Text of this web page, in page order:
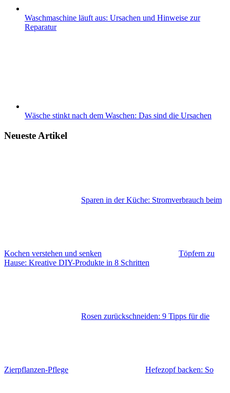
Waschmaschine läuft aus: Ursachen und Hinweise zur
Reparatur
Wäsche stinkt nach dem Waschen: Das sind die Ursachen
Neueste Artikel
Sparen in der Küche: Stromverbrauch beim
Kochen verstehen und senken
Töpfern zu
Hause: Kreative DIY-Produkte in 8 Schritten
Rosen zurückschneiden: 9 Tipps für die
Zierpflanzen-Pflege Hefezopf backen: So